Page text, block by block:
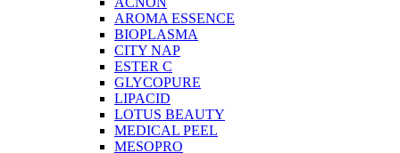
AROMA ESSENCE
BIOPLASMA
CITY NAP
ESTER C
GLYCOPURE
LIPACID
LOTUS BEAUTY
MEDICAL PEEL
MESOPRO